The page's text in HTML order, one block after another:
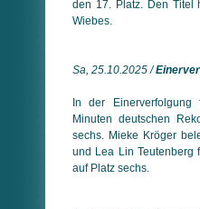
den 17. Platz. Den Titel
Wiebes.
Sa, 25.10.2025 /
In der Einerverfolgung
Minuten deutschen
sechs. Mieke Kröger
und Lea Lin Teutenberg
auf Platz sechs.